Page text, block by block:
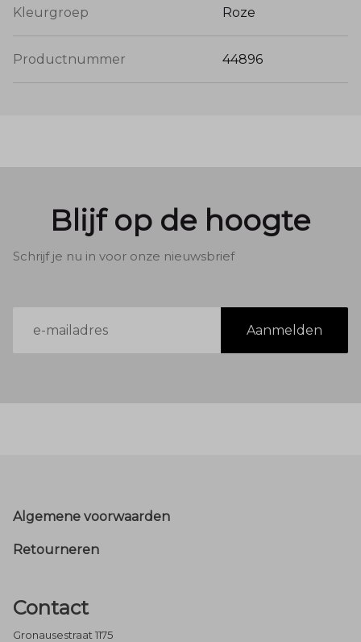
Kleurgroep Roze
Productnummer 44896
Blijf op de hoogte
Schrijf je nu in voor onze nieuwsbrief
mailadres
Aanmelden
Footer
Algemene voorwaarden
Retourneren
Contact
Gronausestraat 1175